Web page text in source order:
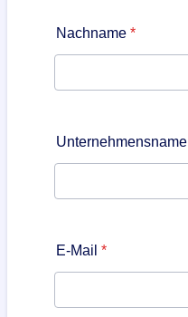
Nachname *
Unternehmensname
E-Mail *